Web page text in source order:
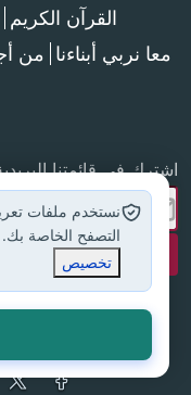
القرآن الكريم
معا نربي أبناءنا من
اشترك في قائمتنا
جميع الحقوق
نستخدم ملفات
التصفح الخاصة
تخصيص